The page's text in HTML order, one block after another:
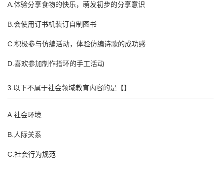
A.体验分享食物的快乐，萌发初步的分享意识
B.会使用订书机装订自制图书
C.积极参与仿编活动，体验仿编诗歌的成功感
D.喜欢参加制作指环的手工活动
3.以下不属于社会领域教育内容的是【】
A.社会环境
B.人际关系
C.社会行为规范